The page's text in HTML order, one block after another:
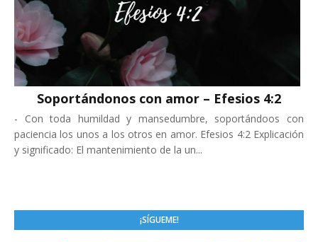
Soportándonos con amor – Efesios 4:2
- Con toda humildad y mansedumbre, soportándoos con
paciencia los unos a los otros en amor. Efesios 4:2 Explicación
y significado: El mantenimiento de la un...
¡SÍGUEME!